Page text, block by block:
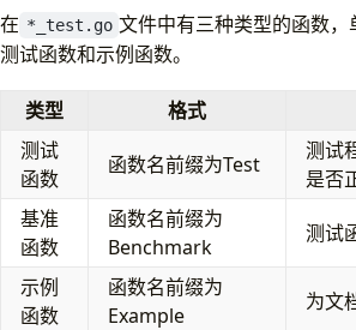
4. 其他函数
1. TestMain
4. 例子
2. 性能测试
3. 示例函数
4. 字符串拼接
5. 参考
在 *_test.go 文件中有三种类型的函数
测试函数和示例函数。
类型 格式
测试
函数
函数名前缀为Test
测试
是否
基准
函数
函数名前缀为
Benchmark
测试
示例
函数
函数名前缀为
Example
为文